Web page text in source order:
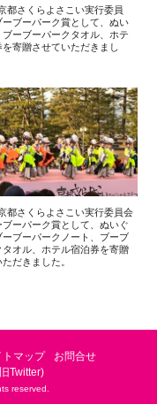
都さくらよさこい実行委員
ーブーパーク賞として、ぬい
ブーブーパークタオル、ホテ
を寄贈させていただきまし
都さくらよさこい実行委員会
ブーパーク賞として、ぬいぐ
ーブーパークノート、ブーブ
タオル、ホテル宿泊券を寄贈
だきました。
トマップ
お問合せ
Twitter)
reserved.